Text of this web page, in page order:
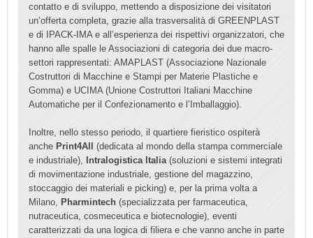
contatto e di sviluppo, mettendo a disposizione dei visitatori
un’offerta completa, grazie alla trasversalità di GREENPLAST
e di IPACK-IMA e all’esperienza dei rispettivi organizzatori, che
hanno alle spalle le Associazioni di categoria dei due macro-
settori rappresentati: AMAPLAST (Associazione Nazionale
Costruttori di Macchine e Stampi per Materie Plastiche e
Gomma) e UCIMA (Unione Costruttori Italiani Macchine
Automatiche per il Confezionamento e l’Imballaggio).
Inoltre, nello stesso periodo, il quartiere fieristico ospiterà
anche Print4All (dedicata al mondo della stampa commerciale
e industriale), Intralogistica Italia (soluzioni e sistemi integrati
di movimentazione industriale, gestione del magazzino,
stoccaggio dei materiali e picking) e, per la prima volta a
Milano, Pharmintech (specializzata per farmaceutica,
nutraceutica, cosmeceutica e biotecnologie), eventi
caratterizzati da una logica di filiera e che vanno anche in parte